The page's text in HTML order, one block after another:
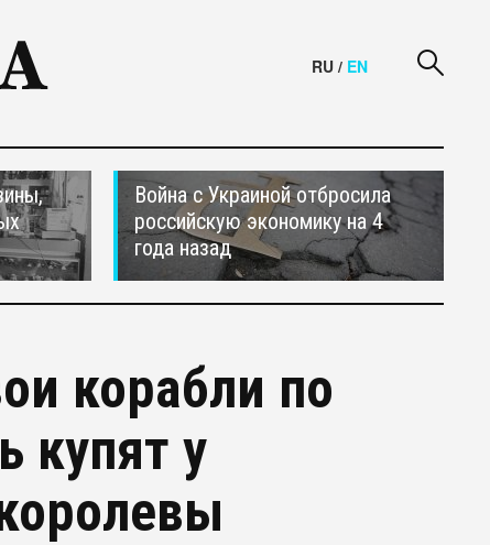
RU / EN
Война с Украиной отбросила
российскую экономику на 4
года назад
корабли по
купят у